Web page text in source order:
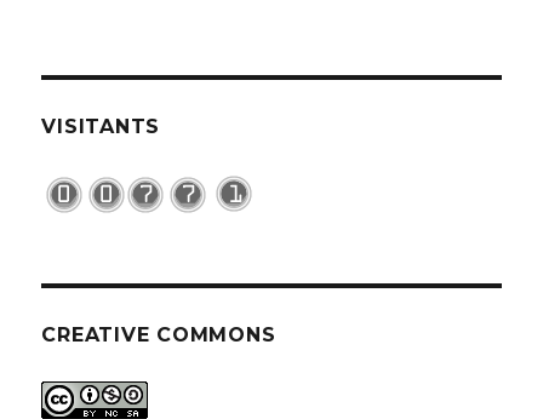
VISITANTS
CREATIVE COMMONS